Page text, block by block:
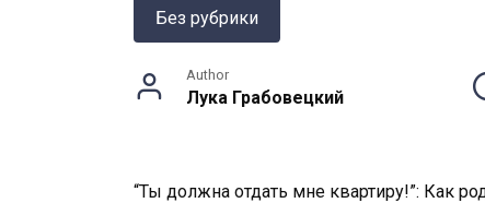
Без рубрики
Author
Лука Грабовецкий
“Ты должна отдать мне квартиру!”: Как